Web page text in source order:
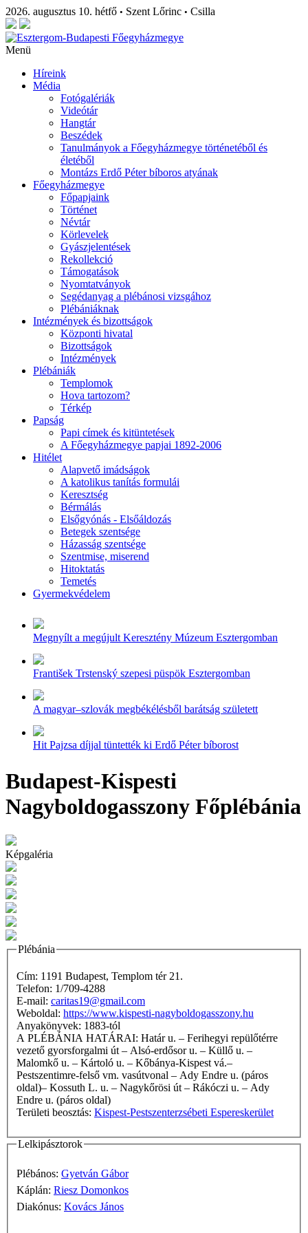
2026. augusztus 10. hétfő • Szent Lőrinc • Csilla
Menü
Híreink
Média
Fotógalériák
Videótár
Hangtár
Beszédek
Tanulmányok a Főegyházmegye történetéből és
életéből
Montázs Erdő Péter bíboros atyának
Főegyházmegye
Főpapjaink
Történet
Névtár
Körlevelek
Gyászjelentések
Rekollekció
Támogatások
Nyomtatványok
Segédanyag a plébánosi vizsgához
Plébániáknak
Intézmények és bizottságok
Központi hivatal
Bizottságok
Intézmények
Plébániák
Templomok
Hova tartozom?
Térkép
Papság
Papi címek és kitüntetések
A Főegyházmegye papjai 1892-2006
Hitélet
Alapvető imádságok
A katolikus tanítás formulái
Keresztség
Bérmálás
Elsőgyónás - Elsőáldozás
Betegek szentsége
Házasság szentsége
Szentmise, miserend
Hitoktatás
Temetés
Gyermekvédelem
Megnyílt a megújult Keresztény Múzeum Esztergomban
František Trstenský szepesi püspök Esztergomban
A magyar–szlovák megbékélésből barátság született
Hit Pajzsa díjjal tüntették ki Erdő Péter bíborost
Budapest-Kispesti
Nagyboldogasszony Főplébánia
Képgaléria
Plébánia
Cím: 1191 Budapest, Templom tér 21.
Telefon: 1/709-4288
E-mail: caritas19@gmail.com
Weboldal: https://www.kispesti-nagyboldogasszony.hu
Anyakönyvek: 1883-tól
A PLÉBÁNIA HATÁRAI: Határ u. – Ferihegyi repülőtérre
vezető gyorsforgalmi út – Alsó-erdősor u. – Küllő u. –
Malomkő u. – Kártoló u. – Kőbánya-Kispest vá.–
Pestszentimre-felső vm. vasútvonal – Ady Endre u. (páros
oldal)– Kossuth L. u. – Nagykőrösi út – Rákóczi u. – Ady
Endre u. (páros oldal)
Területi beosztás: Kispest-Pestszenterzsébeti Espereskerület
Lelkipásztorok
Plébános: Gyetván Gábor
Káplán: Riesz Domonkos
Diakónus: Kovács János